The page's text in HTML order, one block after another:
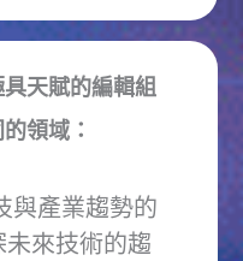
天賦的編輯組
領域：
與產業趨勢的
來技術的趨